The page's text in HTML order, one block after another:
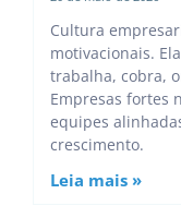
Cultura
motivacionais.
trabalha, cobra,
Empresas fortes
equipes
crescimento.
Leia mais »